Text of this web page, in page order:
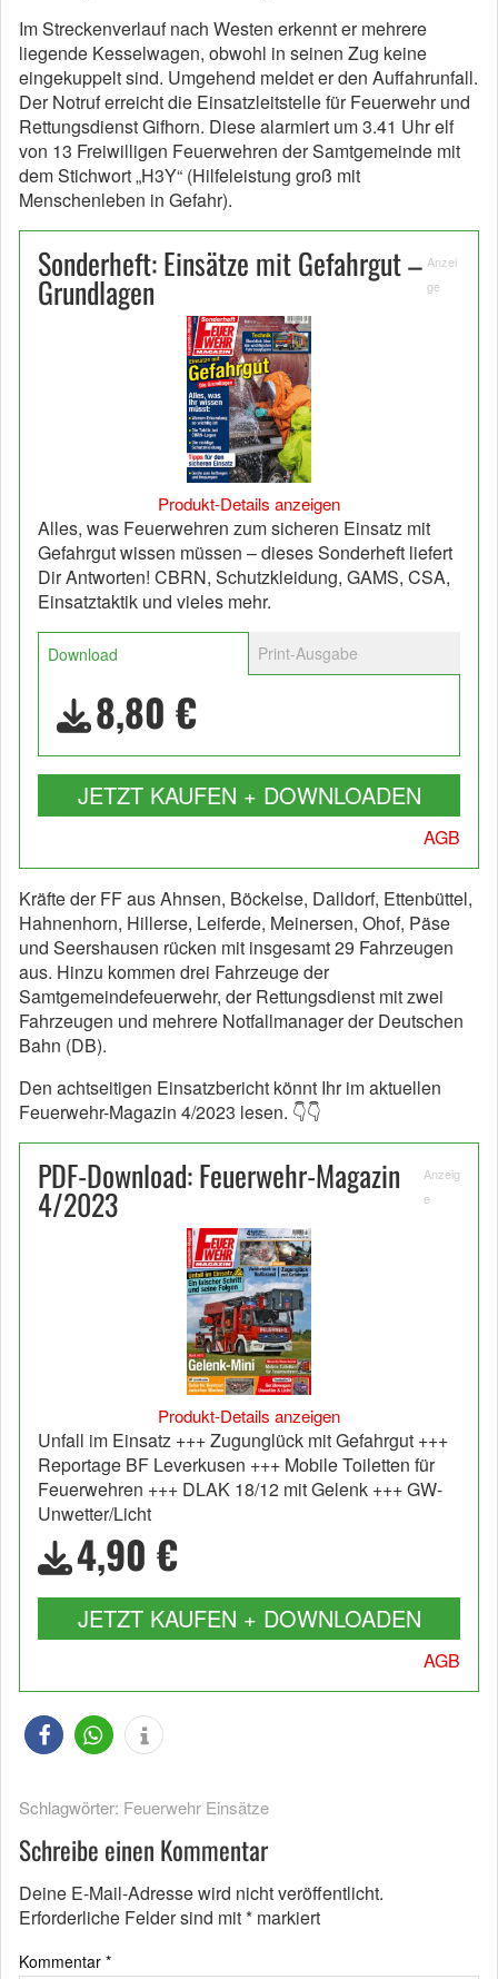
Im Streckenverlauf nach Westen erkennt er mehrere
liegende Kesselwagen, obwohl in seinen Zug keine
eingekuppelt sind. Umgehend meldet er den Auffahrunfall.
Der Notruf erreicht die Einsatzleitstelle für Feuerwehr und
Rettungsdienst Gifhorn. Diese alarmiert um 3.41 Uhr elf
von 13 Freiwilligen Feuerwehren der Samtgemeinde mit
dem Stichwort „H3Y“ (Hilfeleistung groß mit
Menschenleben in Gefahr).
Sonderheft: Einsätze mit Gefahrgut –
Grundlagen
Anzei
ge
Produkt-Details anzeigen
Alles, was Feuerwehren zum sicheren Einsatz mit
Gefahrgut wissen müssen – dieses Sonderheft liefert
Dir Antworten! CBRN, Schutzkleidung, GAMS, CSA,
Einsatztaktik und vieles mehr.
Download Print-Ausgabe
8,80 €
JETZT KAUFEN + DOWNLOADEN
AGB
Kräfte der FF aus Ahnsen, Böckelse, Dalldorf, Ettenbüttel,
Hahnenhorn, Hillerse, Leiferde, Meinersen, Ohof, Päse
und Seershausen rücken mit insgesamt 29 Fahrzeugen
aus. Hinzu kommen drei Fahrzeuge der
Samtgemeindefeuerwehr, der Rettungsdienst mit zwei
Fahrzeugen und mehrere Notfallmanager der Deutschen
Bahn (DB).
Den achtseitigen Einsatzbericht könnt Ihr im aktuellen
Feuerwehr-Magazin 4/2023 lesen. 👇👇
PDF-Download: Feuerwehr-Magazin
4/2023
Anzeig
e
Produkt-Details anzeigen
Unfall im Einsatz +++ Zugunglück mit Gefahrgut +++
Reportage BF Leverkusen +++ Mobile Toiletten für
Feuerwehren +++ DLAK 18/12 mit Gelenk +++ GW-
Unwetter/Licht
4,90 €
JETZT KAUFEN + DOWNLOADEN
AGB
Schlagwörter: Feuerwehr Einsätze
Schreibe einen Kommentar
Deine E-Mail-Adresse wird nicht veröffentlicht.
Erforderliche Felder sind mit* markiert
Kommentar *